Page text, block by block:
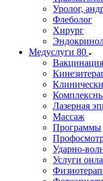
Уролог,
Флеболог
Хирург
Медуслуги 80
Вакцинация
Лазерная
Массаж
Программы
Ударно-
Услуги